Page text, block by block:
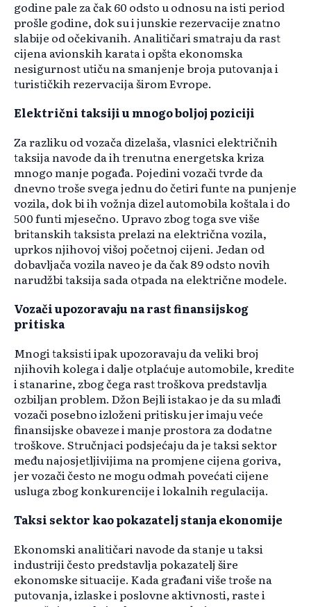
godine pale za čak 60 odsto u odnosu na isti period
prošle godine, dok su i junskie rezervacije znatno
slabije od očekivanih. Analitičari smatraju da rast
cijena avionskih karata i opšta ekonomska
nesigurnost utiču na smanjenje broja putovanja i
turističkih rezervacija širom Evrope.
Električni taksiji u mnogo boljoj poziciji
Za razliku od vozača dizelaša, vlasnici električnih
taksija navode da ih trenutna energetska kriza
mnogo manje pogađa. Pojedini vozači tvrde da
dnevno troše svega jednu do četiri funte na punjenje
vozila, dok bi ih vožnja dizel automobila koštala i do
500 funti mjesečno. Upravo zbog toga sve više
britanskih taksista prelazi na električna vozila,
uprkos njihovoj višoj početnoj cijeni. Jedan od
dobavljača vozila naveo je da čak 89 odsto novih
narudžbi taksija sada otpada na električne modele.
Vozači upozoravaju na rast finansijskog
pritiska
Mnogi taksisti ipak upozoravaju da veliki broj
njihovih kolega i dalje otplaćuje automobile, kredite
i stanarine, zbog čega rast troškova predstavlja
ozbiljan problem. Džon Bejli istakao je da su mlađi
vozači posebno izloženi pritisku jer imaju veće
finansijske obaveze i manje prostora za dodatne
troškove. Stručnjaci podsjećaju da je taksi sektor
među najosjetljivijima na promjene cijena goriva,
jer vozači često ne mogu odmah povećati cijene
usluga zbog konkurencije i lokalnih regulacija.
Taksi sektor kao pokazatelj stanja ekonomije
Ekonomski analitičari navode da stanje u taksi
industriji često predstavlja pokazatelj šire
ekonomske situacije. Kada građani više troše na
putovanja, izlaske i poslovne aktivnosti, raste i